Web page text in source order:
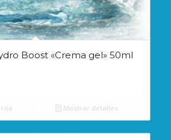
Boost «Crema gel» 50ml
Mostrar detalles